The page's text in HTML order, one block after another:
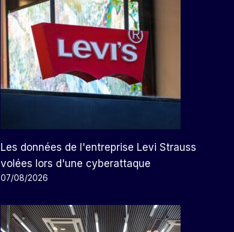
Les données de l'entreprise Levi Strauss
volées lors d'une cyberattaque
07/08/2026